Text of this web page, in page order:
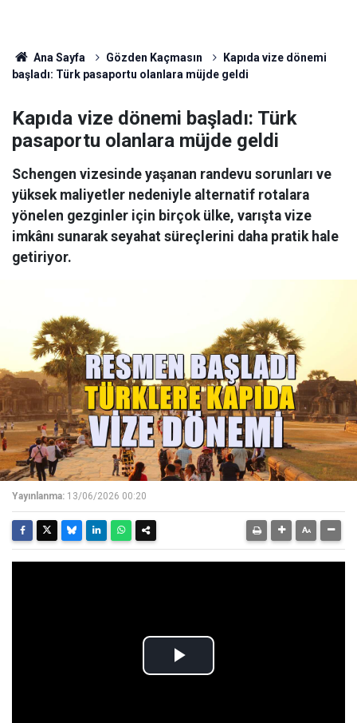
Ana Sayfa Gözden Kaçmasın
Kapıda vize dönemi
başladı: Türk pasaportu olanlara müjde geldi
Kapıda vize dönemi başladı: Türk
pasaportu olanlara müjde geldi
Schengen vizesinde yaşanan randevu sorunları ve
yüksek maliyetler nedeniyle alternatif rotalara
yönelen gezginler için birçok ülke, varışta vize
imkânı sunarak seyahat süreçlerini daha pratik hale
getiriyor.
Yayınlanma: 13/06/2026 00:20